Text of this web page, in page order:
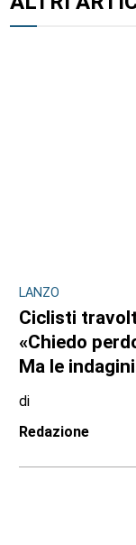
LANZO
Ciclisti
«Chiedo
Ma le
di
Redazione